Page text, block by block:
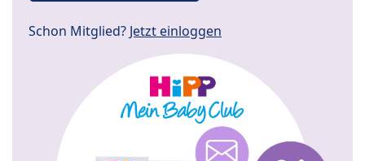
Schon Mitglied? Jetzt einloggen